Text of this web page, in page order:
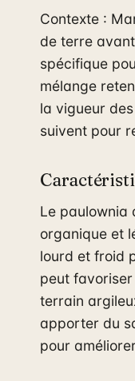
Contexte :
de terre
spécifique
mélange
la vigueur
suivent pour
Le paulownia
organique et
lourd et froid
peut favoriser
terrain
apporter du
pour